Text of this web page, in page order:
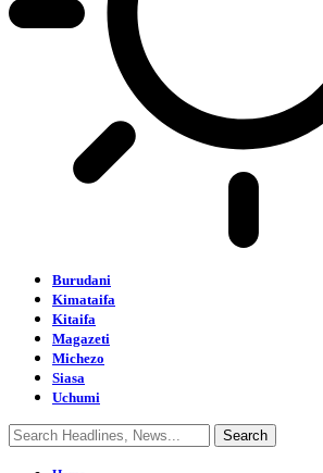
Burudani
Kimataifa
Kitaifa
Magazeti
Michezo
Siasa
Uchumi